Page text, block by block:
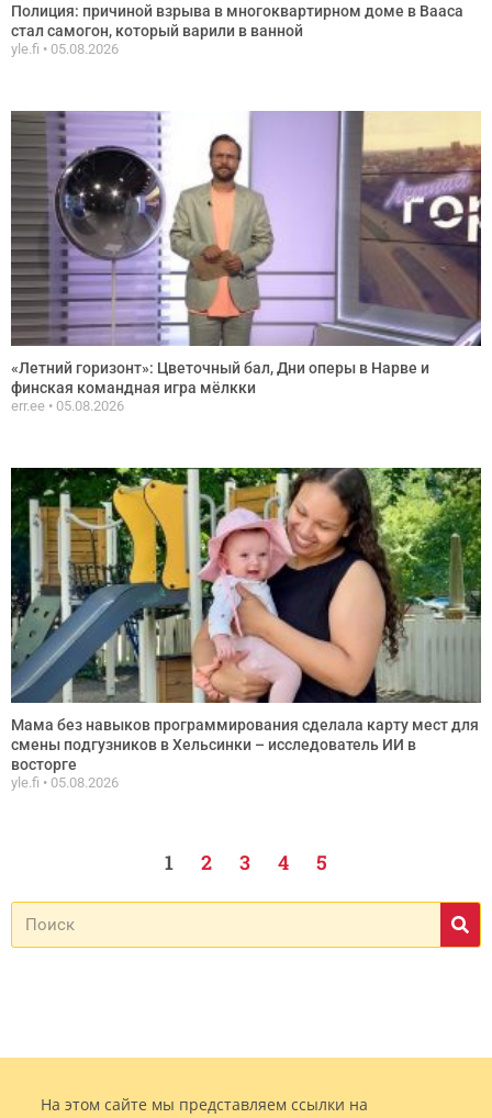
Полиция: причиной взрыва в многоквартирном доме в Вааса
стал самогон, который варили в ванной
yle.fi 05.08.2026
«Летний горизонт»: Цветочный бал, Дни оперы в Нарве и
финская командная игра мёлкки
err.ee 05.08.2026
Мама без навыков программирования сделала карту мест для
смены подгузников в Хельсинки – исследователь ИИ в
восторге
yle.fi 05.08.2026
1 2 3 4 5
На этом сайте мы представляем ссылки на